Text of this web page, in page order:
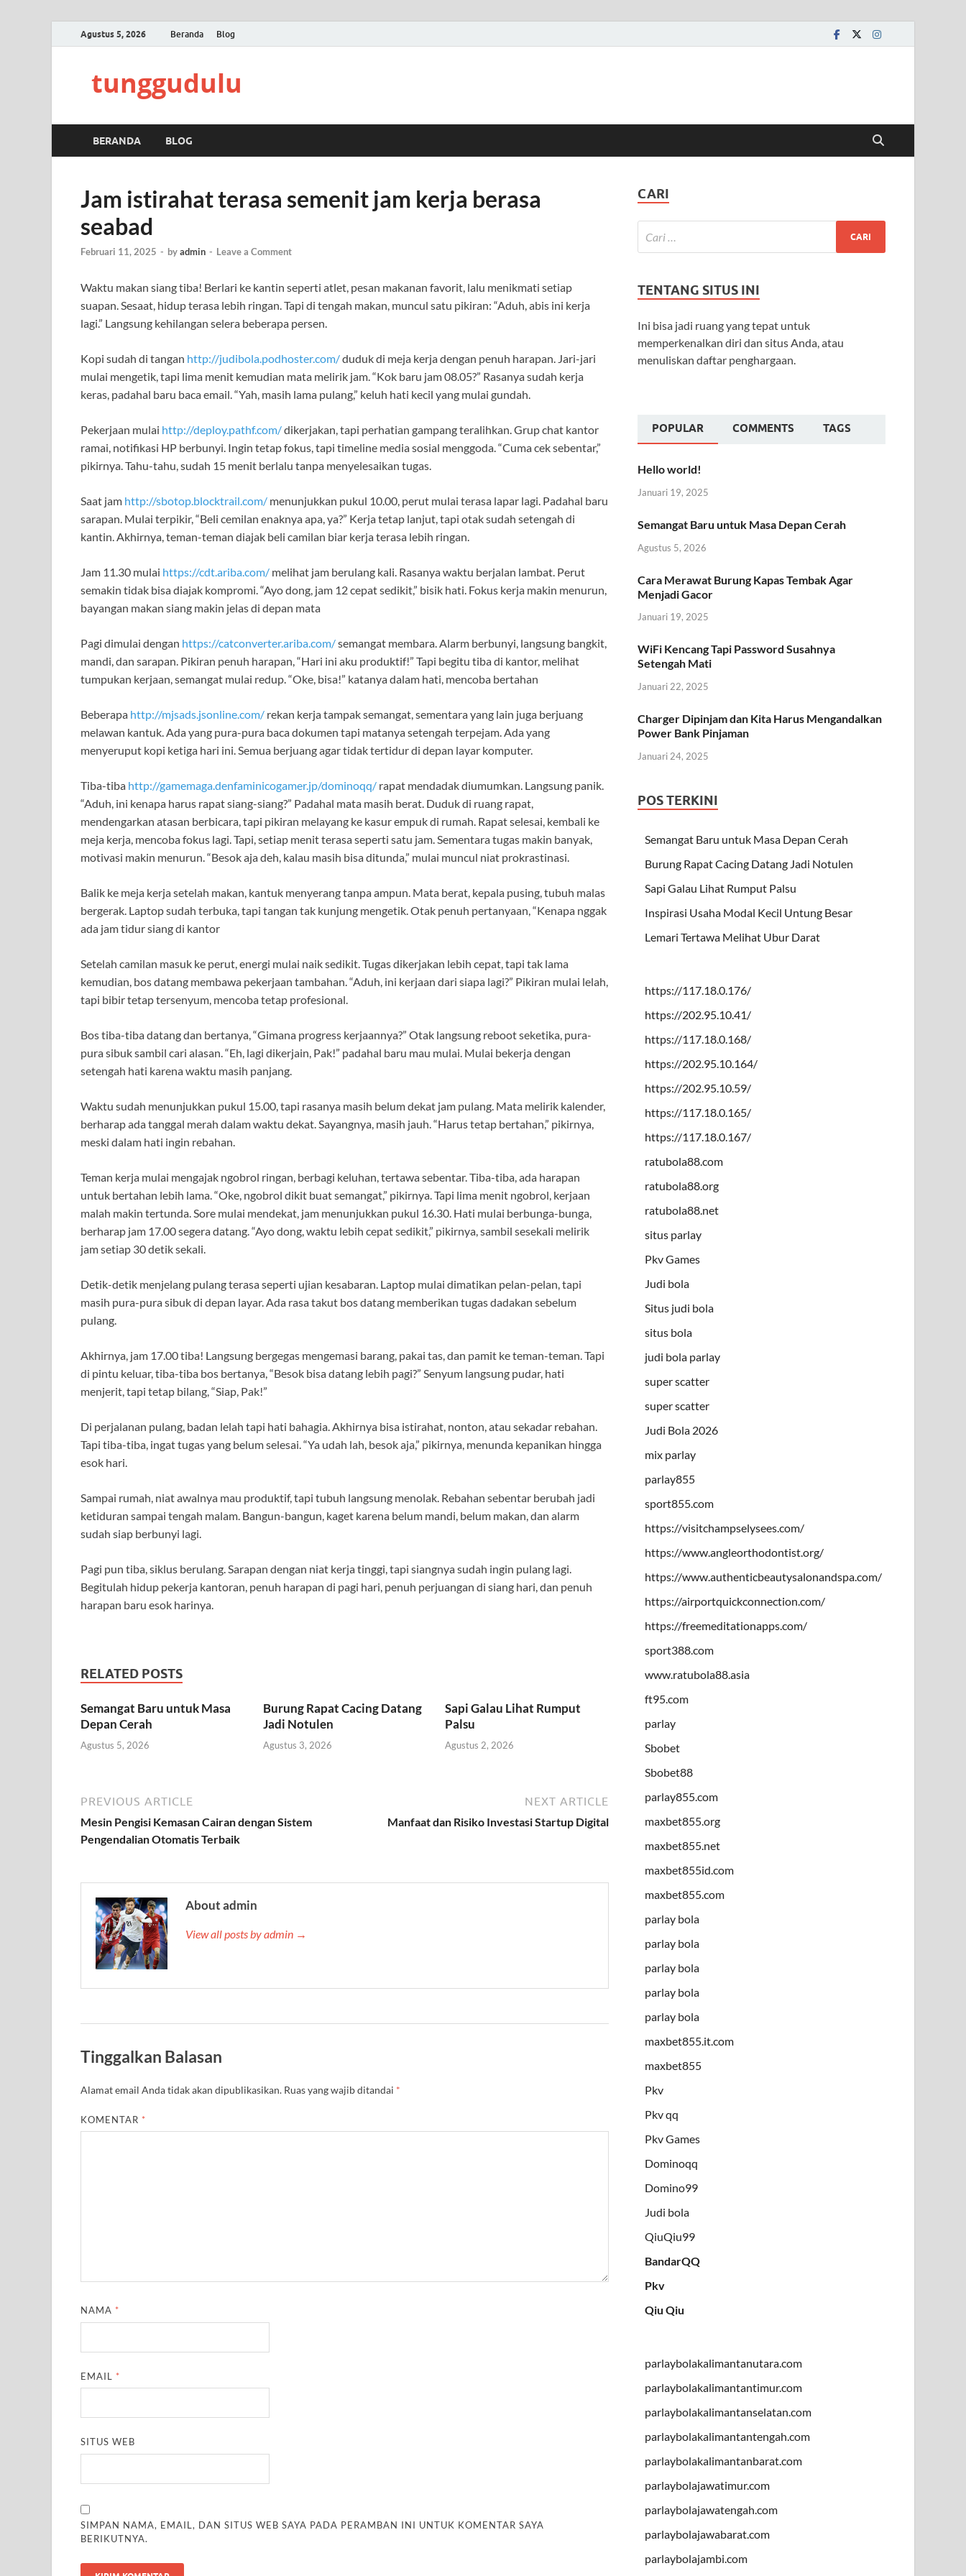
Agustus 5, 2026 Beranda Blog
tunggudulu
BERANDA BLOG
Jam istirahat terasa semenit jam kerja berasa
seabad
Februari 11, 2025 - byadmin - Leave a Comment
Waktu makan siang tiba! Berlari ke kantin seperti atlet, pesan makanan favorit, lalu menikmati setiap
suapan. Sesaat, hidup terasa lebih ringan. Tapi di tengah makan, muncul satu pikiran: “Aduh, abis ini kerja
lagi.” Langsung kehilangan selera beberapa persen.
Kopi sudah di tangan http://judibola.podhoster.com/duduk di meja kerja dengan penuh harapan. Jari-jari
mulai mengetik, tapi lima menit kemudian mata melirik jam. “Kok baru jam 08.05?” Rasanya sudah kerja
keras, padahal baru baca email. “Yah, masih lama pulang,” keluh hati kecil yang mulai gundah.
Pekerjaan mulai http://deploy.pathf.com/dikerjakan, tapi perhatian gampang teralihkan. Grup chat kantor
ramai, notifikasi HP berbunyi. Ingin tetap fokus, tapi timeline media sosial menggoda. “Cuma cek sebentar,”
pikirnya. Tahu-tahu, sudah 15 menit berlalu tanpa menyelesaikan tugas.
Saat jam http://sbotop.blocktrail.com/ menunjukkan pukul 10.00, perut mulai terasa lapar lagi. Padahal baru
sarapan. Mulai terpikir, “Beli cemilan enaknya apa, ya?” Kerja tetap lanjut, tapi otak sudah setengah di
kantin. Akhirnya, teman-teman diajak beli camilan biar kerja terasa lebih ringan.
Jam 11.30 mulai https://cdt.ariba.com/ melihat jam berulang kali. Rasanya waktu berjalan lambat. Perut
semakin tidak bisa diajak kompromi. “Ayo dong, jam 12 cepat sedikit,” bisik hati. Fokus kerja makin menurun,
bayangan makan siang makin jelas di depan mata
Pagi dimulai dengan https://catconverter.ariba.com/semangat membara. Alarm berbunyi, langsung bangkit,
mandi, dan sarapan. Pikiran penuh harapan, “Hari ini aku produktif!” Tapi begitu tiba di kantor, melihat
tumpukan kerjaan, semangat mulai redup. “Oke, bisa!” katanya dalam hati, mencoba bertahan
Beberapa http://mjsads.jsonline.com/ rekan kerja tampak semangat, sementara yang lain juga berjuang
melawan kantuk. Ada yang pura-pura baca dokumen tapi matanya setengah terpejam. Ada yang
menyeruput kopi ketiga hari ini. Semua berjuang agar tidak tertidur di depan layar komputer.
Tiba-tiba http://gamemaga.denfaminicogamer.jp/dominoqq/ rapat mendadak diumumkan. Langsung panik.
“Aduh, ini kenapa harus rapat siang-siang?” Padahal mata masih berat. Duduk di ruang rapat,
mendengarkan atasan berbicara, tapi pikiran melayang ke kasur empuk di rumah. Rapat selesai, kembali ke
meja kerja, mencoba fokus lagi. Tapi, setiap menit terasa seperti satu jam. Sementara tugas makin banyak,
motivasi makin menurun. “Besok aja deh, kalau masih bisa ditunda,” mulai muncul niat prokrastinasi.
Balik ke meja kerja setelah makan, kantuk menyerang tanpa ampun. Mata berat, kepala pusing, tubuh malas
bergerak. Laptop sudah terbuka, tapi tangan tak kunjung mengetik. Otak penuh pertanyaan, “Kenapa nggak
ada jam tidur siang di kantor
Setelah camilan masuk ke perut, energi mulai naik sedikit. Tugas dikerjakan lebih cepat, tapi tak lama
kemudian, bos datang membawa pekerjaan tambahan. “Aduh, ini kerjaan dari siapa lagi?” Pikiran mulai lelah,
tapi bibir tetap tersenyum, mencoba tetap profesional.
Bos tiba-tiba datang dan bertanya, “Gimana progress kerjaannya?” Otak langsung reboot seketika, pura-
pura sibuk sambil cari alasan. “Eh, lagi dikerjain, Pak!” padahal baru mau mulai. Mulai bekerja dengan
setengah hati karena waktu masih panjang.
Waktu sudah menunjukkan pukul 15.00, tapi rasanya masih belum dekat jam pulang. Mata melirik kalender,
berharap ada tanggal merah dalam waktu dekat. Sayangnya, masih jauh. “Harus tetap bertahan,” pikirnya,
meski dalam hati ingin rebahan.
Teman kerja mulai mengajak ngobrol ringan, berbagi keluhan, tertawa sebentar. Tiba-tiba, ada harapan
untuk bertahan lebih lama. “Oke, ngobrol dikit buat semangat,” pikirnya. Tapi lima menit ngobrol, kerjaan
malah makin tertunda. Sore mulai mendekat, jam menunjukkan pukul 16.30. Hati mulai berbunga-bunga,
berharap jam 17.00 segera datang. “Ayo dong, waktu lebih cepat sedikit,” pikirnya, sambil sesekali melirik
jam setiap 30 detik sekali.
Detik-detik menjelang pulang terasa seperti ujian kesabaran. Laptop mulai dimatikan pelan-pelan, tapi
masih pura-pura sibuk di depan layar. Ada rasa takut bos datang memberikan tugas dadakan sebelum
pulang.
Akhirnya, jam 17.00 tiba! Langsung bergegas mengemasi barang, pakai tas, dan pamit ke teman-teman. Tapi
di pintu keluar, tiba-tiba bos bertanya, “Besok bisa datang lebih pagi?” Senyum langsung pudar, hati
menjerit, tapi tetap bilang, “Siap, Pak!”
Di perjalanan pulang, badan lelah tapi hati bahagia. Akhirnya bisa istirahat, nonton, atau sekadar rebahan.
Tapi tiba-tiba, ingat tugas yang belum selesai. “Ya udah lah, besok aja,” pikirnya, menunda kepanikan hingga
esok hari.
Sampai rumah, niat awalnya mau produktif, tapi tubuh langsung menolak. Rebahan sebentar berubah jadi
ketiduran sampai tengah malam. Bangun-bangun, kaget karena belum mandi, belum makan, dan alarm
sudah siap berbunyi lagi.
Pagi pun tiba, siklus berulang. Sarapan dengan niat kerja tinggi, tapi siangnya sudah ingin pulang lagi.
Begitulah hidup pekerja kantoran, penuh harapan di pagi hari, penuh perjuangan di siang hari, dan penuh
harapan baru esok harinya.
RELATED POSTS
Semangat Baru untuk Masa
Depan Cerah
Agustus 5, 2026
Burung Rapat Cacing Datang
Jadi Notulen
Agustus 3, 2026
Sapi Galau Lihat Rumput
Palsu
Agustus 2, 2026
PREVIOUS ARTICLE
Mesin Pengisi Kemasan Cairan dengan Sistem
Pengendalian Otomatis Terbaik
NEXT ARTICLE
Manfaat dan Risiko Investasi Startup Digital
About admin
View all posts by admin →
Tinggalkan Balasan
Alamat email Anda tidak akan dipublikasikan. Ruas yang wajib ditandai *
KOMENTAR *
NAMA *
EMAIL *
SITUS WEB
SIMPAN NAMA, EMAIL, DAN SITUS WEB SAYA PADA PERAMBAN INI UNTUK KOMENTAR SAYA
BERIKUTNYA.
CARI
TENTANG SITUS INI
Ini bisa jadi ruang yang tepat untuk
memperkenalkan diri dan situs Anda, atau
menuliskan daftar penghargaan.
POPULAR COMMENTS TAGS
Hello world!
Januari 19, 2025
Semangat Baru untuk Masa Depan Cerah
Agustus 5, 2026
Cara Merawat Burung Kapas Tembak Agar
Menjadi Gacor
Januari 19, 2025
WiFi Kencang Tapi Password Susahnya
Setengah Mati
Januari 22, 2025
Charger Dipinjam dan Kita Harus Mengandalkan
Power Bank Pinjaman
Januari 24, 2025
POS TERKINI
Semangat Baru untuk Masa Depan Cerah
Burung Rapat Cacing Datang Jadi Notulen
Sapi Galau Lihat Rumput Palsu
Inspirasi Usaha Modal Kecil Untung Besar
Lemari Tertawa Melihat Ubur Darat
https://117.18.0.176/
https://202.95.10.41/
https://117.18.0.168/
https://202.95.10.164/
https://202.95.10.59/
https://117.18.0.165/
https://117.18.0.167/
ratubola88.com
ratubola88.org
ratubola88.net
situs parlay
Pkv Games
Judi bola
Situs judi bola
situs bola
judi bola parlay
super scatter
super scatter
Judi Bola 2026
mix parlay
parlay855
sport855.com
https://visitchampselysees.com/
https://www.angleorthodontist.org/
https://www.authenticbeautysalonandspa.com/
https://airportquickconnection.com/
https://freemeditationapps.com/
sport388.com
www.ratubola88.asia
ft95.com
parlay
Sbobet
Sbobet88
parlay855.com
maxbet855.org
maxbet855.net
maxbet855id.com
maxbet855.com
parlay bola
parlay bola
parlay bola
parlay bola
parlay bola
maxbet855.it.com
maxbet855
Pkv
Pkv qq
Pkv Games
Dominoqq
Domino99
Judi bola
QiuQiu99
BandarQQ
Pkv
Qiu Qiu
parlaybolakalimantanutara.com
parlaybolakalimantantimur.com
parlaybolakalimantanselatan.com
parlaybolakalimantantengah.com
parlaybolakalimantanbarat.com
parlaybolajawatimur.com
parlaybolajawatengah.com
parlaybolajawabarat.com
parlaybolajambi.com